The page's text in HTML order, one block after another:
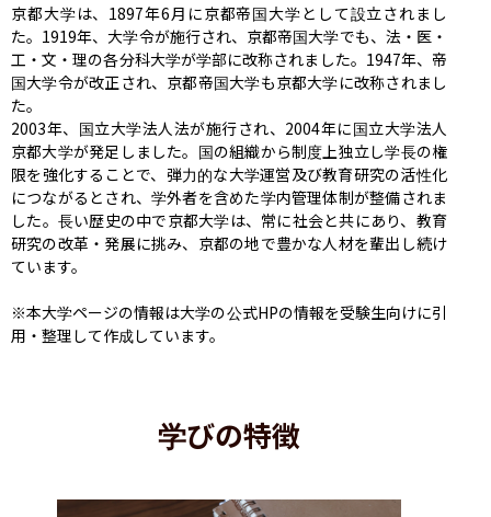
京都大学は、1897年6月に京都帝国大学として設立されまし
た。1919年、大学令が施行され、京都帝国大学でも、法・医・
工・文・理の各分科大学が学部に改称されました。1947年、帝
国大学令が改正され、京都帝国大学も京都大学に改称されまし
た。
2003年、国立大学法人法が施行され、2004年に国立大学法人
京都大学が発足しました。国の組織から制度上独立し学長の権
限を強化することで、弾力的な大学運営及び教育研究の活性化
につながるとされ、学外者を含めた学内管理体制が整備されま
した。長い歴史の中で京都大学は、常に社会と共にあり、教育
研究の改革・発展に挑み、京都の地で豊かな人材を輩出し続け
ています。
※本大学ページの情報は大学の公式HPの情報を受験生向けに引
用・整理して作成しています。
学びの特徴